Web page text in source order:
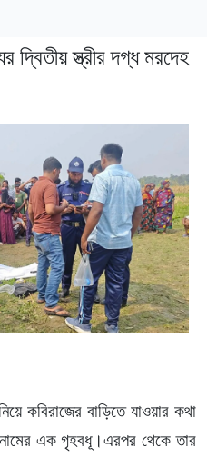
দ্বিতীয় স্ত্রীর দগ্ধ মরদেহ
কবিরাজের বাড়িতে যাওয়ার কথা
এক গৃহবধূ।এরপর থেকে তার